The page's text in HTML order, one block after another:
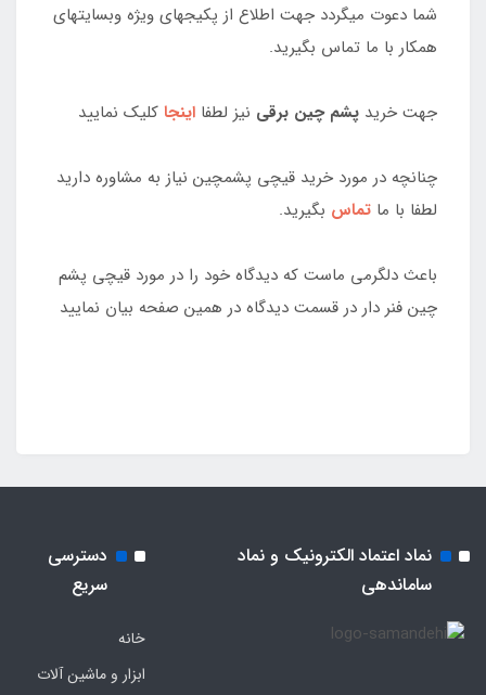
شما دعوت میگردد جهت اطلاع از پکیجهای ویژه وبسایتهای
همکار با ما تماس بگیرید.
جهت خرید پشم چین برقی نیز لطفا اینجا کلیک نمایید
چنانچه در مورد خرید قیچی پشمچین نیاز به مشاوره دارید
لطفا با ما تماس بگیرید.
باعث دلگرمی ماست که دیدگاه خود را در مورد قیچی پشم
چین فنر دار در قسمت دیدگاه در همین صفحه بیان نمایید
نماد اعتماد الکترونیک و نماد
ساماندهی
دسترسی
سریع
خانه
ابزار و ماشین آلات